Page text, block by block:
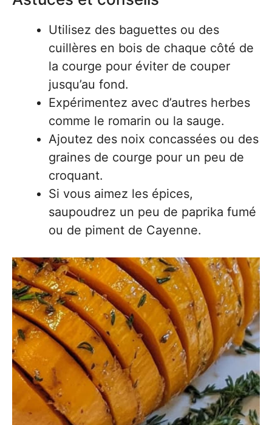
Utilisez des baguettes ou des
cuillères en bois de chaque côté de
la courge pour éviter de couper
jusqu’au fond.
Expérimentez avec d’autres herbes
comme le romarin ou la sauge.
Ajoutez des noix concassées ou des
graines de courge pour un peu de
croquant.
Si vous aimez les épices,
saupoudrez un peu de paprika fumé
ou de piment de Cayenne.